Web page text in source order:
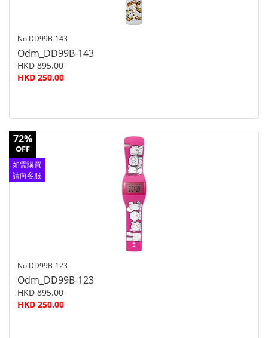
No:DD99B-143
Odm_DD99B-143
HKD 895.00
HKD 250.00
72%
OFF
如需購買
請向客服
No:DD99B-123
Odm_DD99B-123
HKD 895.00
HKD 250.00